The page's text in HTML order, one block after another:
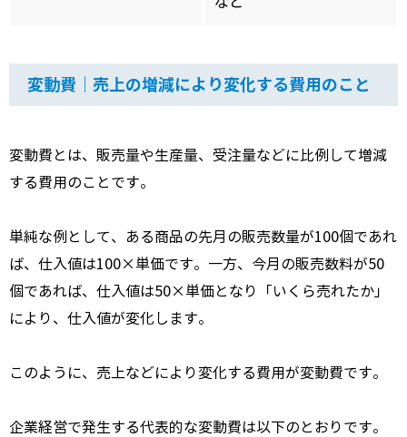
変動費｜売上の増減により変化する費用のこと
変動費とは、販売量や生産量、受注量などに比例して増減
する費用のことです。
単純な例として、ある商品の先月の販売数量が100個であれ
ば、仕入値は100×単価です。一方、今月の販売数料が50
個であれば、仕入値は50×単価となり「いくら売れたか」
により、仕入値が変化します。
このように、売上などにより変化する費用が変動費です。
企業経営で発生する代表的な変動費は以下のとおりです。